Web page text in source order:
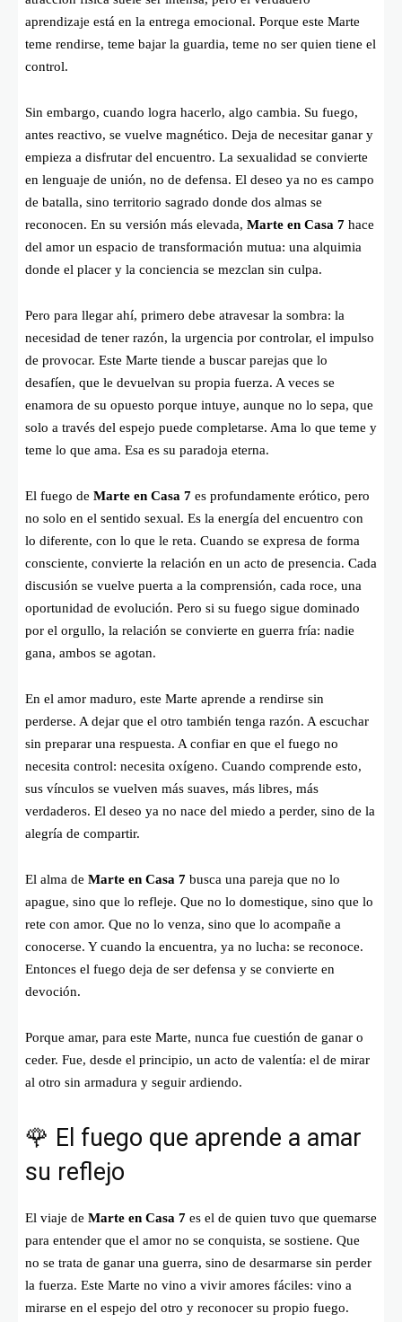
aprendizaje está en la entrega emocional. Porque este Marte
teme rendirse, teme bajar la guardia, teme no ser quien tiene el
control.
Sin embargo, cuando logra hacerlo, algo cambia. Su fuego,
antes reactivo, se vuelve magnético. Deja de necesitar ganar y
empieza a disfrutar del encuentro. La sexualidad se convierte
en lenguaje de unión, no de defensa. El deseo ya no es campo
de batalla, sino territorio sagrado donde dos almas se
reconocen. En su versión más elevada, Marte en Casa 7 hace
del amor un espacio de transformación mutua: una alquimia
donde el placer y la conciencia se mezclan sin culpa.
Pero para llegar ahí, primero debe atravesar la sombra: la
necesidad de tener razón, la urgencia por controlar, el impulso
de provocar. Este Marte tiende a buscar parejas que lo
desafíen, que le devuelvan su propia fuerza. A veces se
enamora de su opuesto porque intuye, aunque no lo sepa, que
solo a través del espejo puede completarse. Ama lo que teme y
teme lo que ama. Esa es su paradoja eterna.
El fuego de Marte en Casa 7 es profundamente erótico, pero
no solo en el sentido sexual. Es la energía del encuentro con
lo diferente, con lo que le reta. Cuando se expresa de forma
consciente, convierte la relación en un acto de presencia. Cada
discusión se vuelve puerta a la comprensión, cada roce, una
oportunidad de evolución. Pero si su fuego sigue dominado
por el orgullo, la relación se convierte en guerra fría: nadie
gana, ambos se agotan.
En el amor maduro, este Marte aprende a rendirse sin
perderse. A dejar que el otro también tenga razón. A escuchar
sin preparar una respuesta. A confiar en que el fuego no
necesita control: necesita oxígeno. Cuando comprende esto,
sus vínculos se vuelven más suaves, más libres, más
verdaderos. El deseo ya no nace del miedo a perder, sino de la
alegría de compartir.
El alma de Marte en Casa 7 busca una pareja que no lo
apague, sino que lo refleje. Que no lo domestique, sino que lo
rete con amor. Que no lo venza, sino que lo acompañe a
conocerse. Y cuando la encuentra, ya no lucha: se reconoce.
Entonces el fuego deja de ser defensa y se convierte en
devoción.
Porque amar, para este Marte, nunca fue cuestión de ganar o
ceder. Fue, desde el principio, un acto de valentía: el de mirar
al otro sin armadura y seguir ardiendo.
🌹 El fuego que aprende a amar
su reflejo
El viaje de Marte en Casa 7 es el de quien tuvo que quemarse
para entender que el amor no se conquista, se sostiene. Que
no se trata de ganar una guerra, sino de desarmarse sin perder
la fuerza. Este Marte no vino a vivir amores fáciles: vino a
mirarse en el espejo del otro y reconocer su propio fuego.